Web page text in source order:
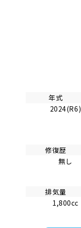
年式
2024(R6)
修復歴
無し
排気量
1,800cc